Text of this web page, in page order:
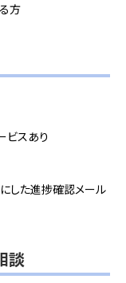
方
ビスあり
した進捗確認メール
談